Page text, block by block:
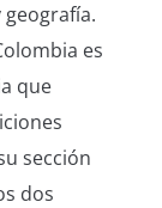
es
que
sección
dos